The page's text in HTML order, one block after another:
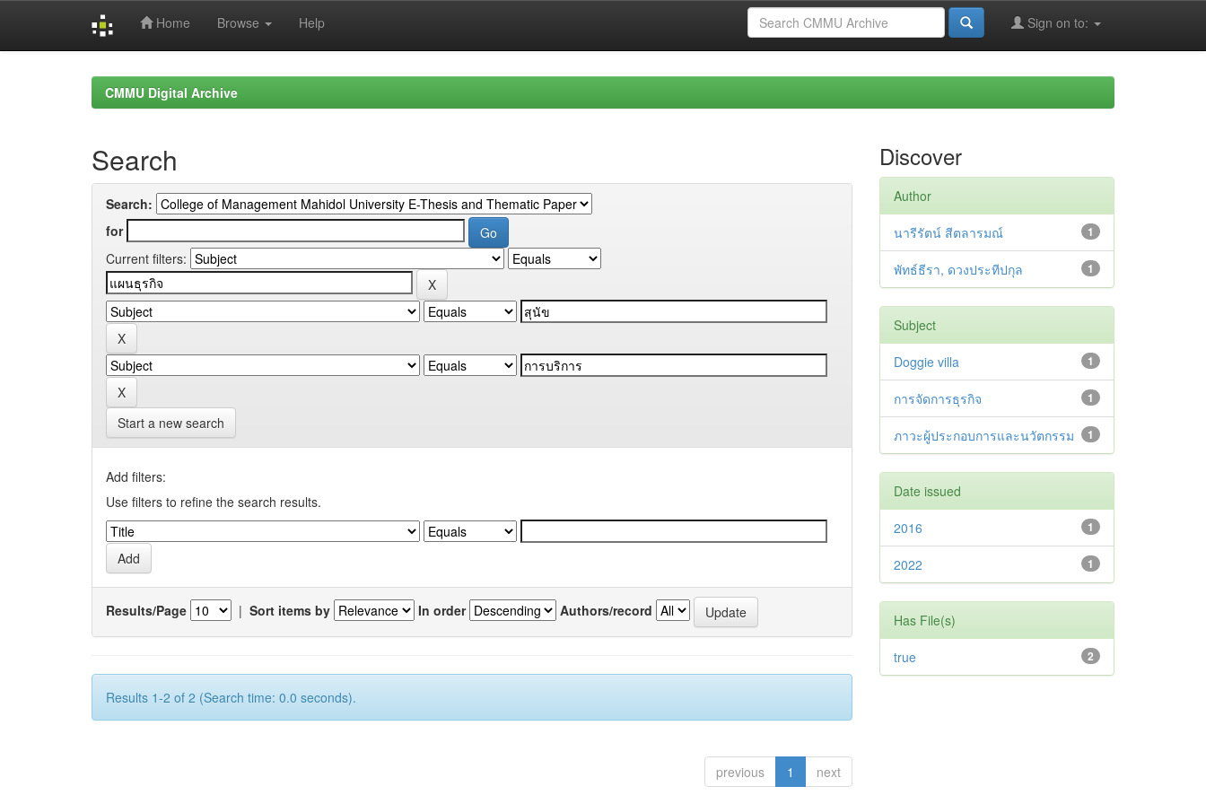
Home Browse Help Sign on to:
CMMU Digital Archive
Search
Search:
for
Current filters:
Start a new search
Add filters:
Use filters to refine the search results.
Results/Page | Sort items by In order Authors/record
Results 1-2 of 2 (Search time: 0.0 seconds).
previous 1 next
Discover
Author
1
นารีรัตน์ สีตลารมณ์
1
พัทธ์ธีรา, ดวงประทีปกุล
Subject
1
Doggie villa
1
การจัดการธุรกิจ
1
ภาวะผู้ประกอบการและนวัตกรรม
Date issued
1
2016
1
2022
Has File(s)
2
true